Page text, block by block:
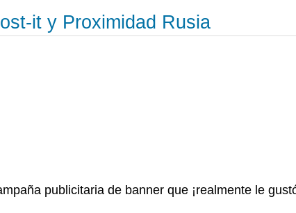
it y Proximidad Rusia
publicitaria de banner que ¡realmente le